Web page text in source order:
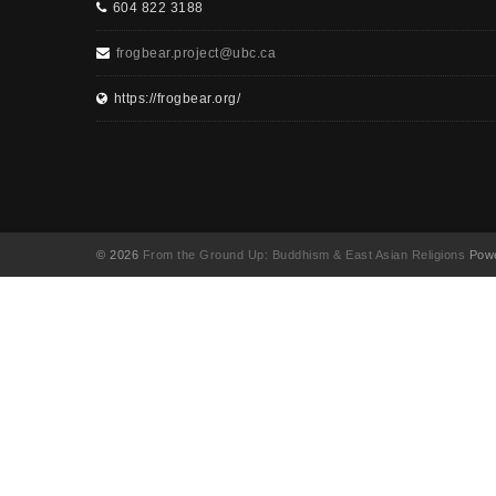
604 822 3188
frogbear.project@ubc.ca
https://frogbear.org/
© 2026 From the Ground Up: Buddhism & East Asian Religions